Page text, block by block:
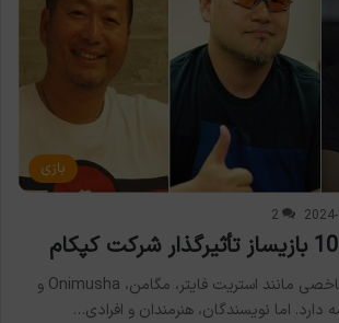
بازی
2
کپکام عناوین بسیار شاخصی مانند استریت فایتر، مگامن، Onimusha و
دارد. اما نویسندگان، هنرمندان و افرادی…